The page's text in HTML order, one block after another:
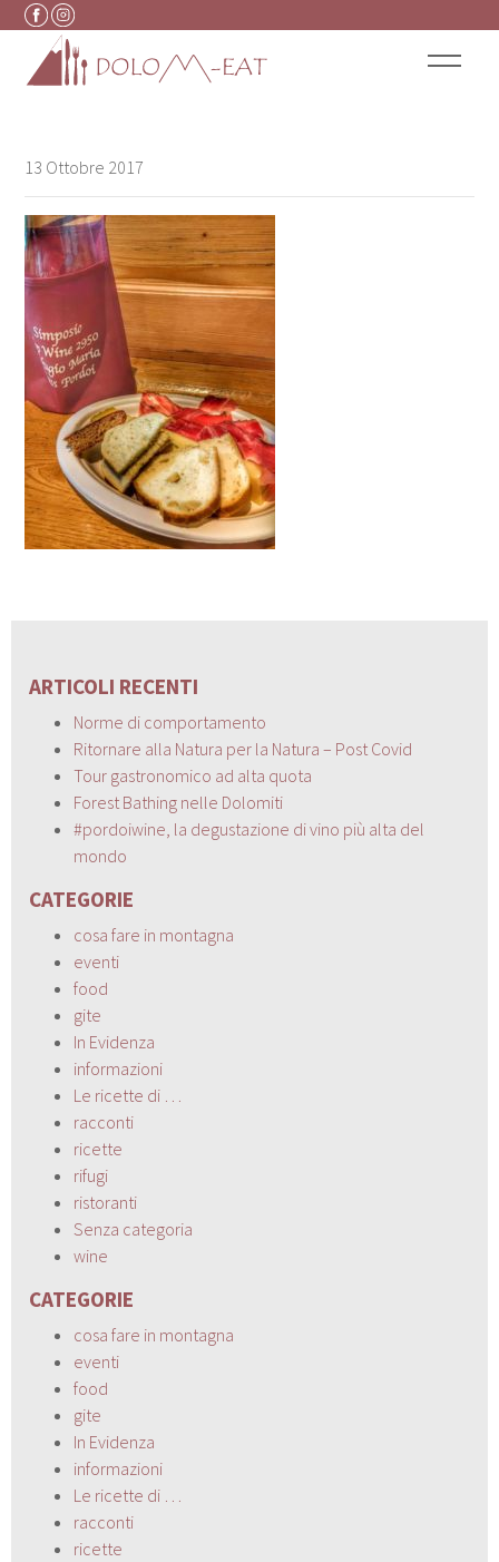
Vai al contenuto
13 Ottobre 2017
ARTICOLI RECENTI
Norme di comportamento
Ritornare alla Natura per la Natura – Post Covid
Tour gastronomico ad alta quota
Forest Bathing nelle Dolomiti
#pordoiwine, la degustazione di vino più alta del
mondo
CATEGORIE
cosa fare in montagna
eventi
food
gite
In Evidenza
informazioni
Le ricette di …
racconti
ricette
rifugi
ristoranti
Senza categoria
wine
CATEGORIE
cosa fare in montagna
eventi
food
gite
In Evidenza
informazioni
Le ricette di …
racconti
ricette